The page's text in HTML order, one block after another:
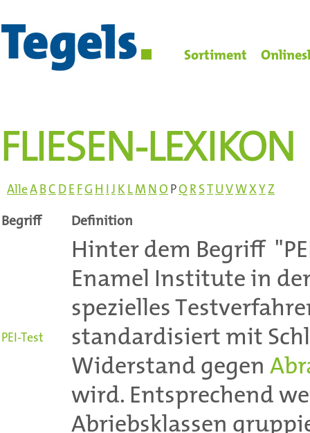
Sortiment
FLIESEN-LEXIKON
AlleA BC D E FG H I J K L M N O PQ R S T U V WXY Z
Begriff Definition
PEI-Test
Hinter dem Begriff
Enamel Institute in
spezielles
standardisiert mit
Widerstand gegen
wird. Entsprechend
Abriebsklassen